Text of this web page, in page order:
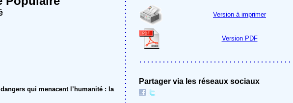
qui menacent l’humanité : la
Version à imprimer
Version PDF
Partager via les réseaux sociaux